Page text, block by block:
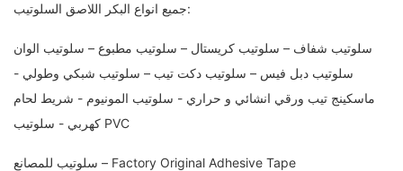
جميع انواع البكر اللاصق السلوتيب:
سلوتيب شفاف – سلوتيب كريستال – سلوتيب مطبوع – سلوتيب الوان
سلوتيب دبل فيس – سلوتيب دكت تيب – سلوتيب شبكي وطولي -
ماسكينج تيب ورقي انشائي و حراري - سلوتيب المونيوم - شريط لحام
كهربي - سلوتيب PVC
سلوتيب للمصانع – Factory Original Adhesive Tape